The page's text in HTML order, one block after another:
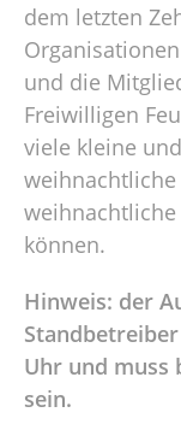
dem letzten
und die
Freiwilligen
viele kleine
können.
Hinweis: der
Uhr und muss
sein.